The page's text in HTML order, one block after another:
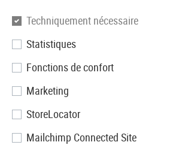
MMV Vest
Techniquement nécessaire
Statistiques
Fonctions de confort
Marketing
StoreLocator
Mailchimp Connected Site